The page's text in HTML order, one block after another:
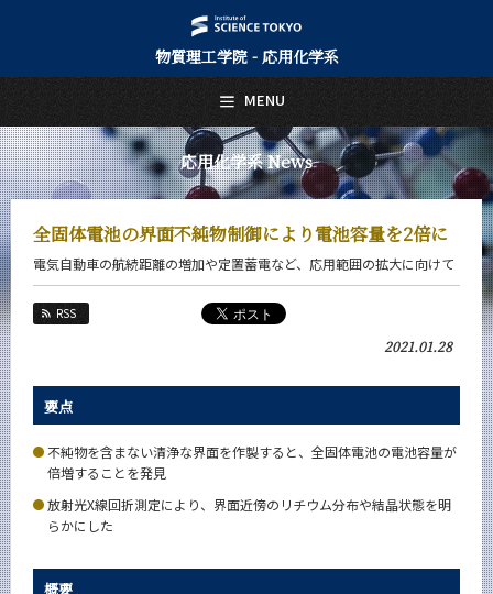
物質理工学院 - 応用化学系
応用化学系 News
全固体電池の界面不純物制御により電池容量を2倍に
電気自動車の航続距離の増加や定置蓄電など、応用範囲の拡大に向けて
RSS
2021.01.28
要点
不純物を含まない清浄な界面を作製すると、全固体電池の電池容量が
倍増することを発見
放射光X線回折測定により、界面近傍のリチウム分布や結晶状態を明
らかにした
概要
MENU
日本語 English
トップページ
Top Page
応用化学系について
About Us
Education
教員・研究室
Faculty and Laboratories
Future
入学案内
Admissions
News
カテゴリ別